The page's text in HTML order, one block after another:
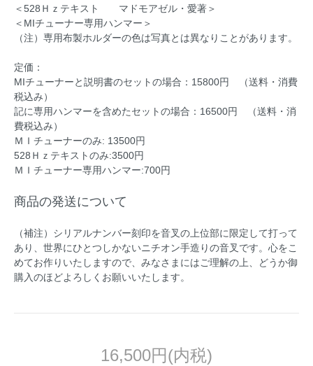
＜528Ｈｚテキスト マドモアゼル・愛著＞
＜MIチューナー専用ハンマー＞
（注）専用布製ホルダーの色は写真とは異なりことがあります。
定価：
MIチューナーと説明書のセットの場合：15800円 （送料・消費
税込み）
記に専用ハンマーを含めたセットの場合：16500円 （送料・消
費税込み）
ＭＩチューナーのみ: 13500円
528Ｈｚテキストのみ:3500円
ＭＩチューナー専用ハンマー:700円
商品の発送について
（補注）シリアルナンバー刻印を音叉の上位部に限定して打って
あり、世界にひとつしかないニチオン手造りの音叉です。心をこ
めてお作りいたしますので、みなさまにはご理解の上、どうか御
購入のほどよろしくお願いいたします。
16,500円(内税)